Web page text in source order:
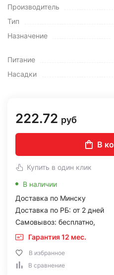
Производитель
Тип
Назначение
Питание
Насадки
222.72 руб
В
Купить в один клик
В наличии
Доставка по Минску
Доставка по РБ: от 2 дней
Самовывоз: бесплатно,
Гарантия 12 мес.
В избранное
В сравнение